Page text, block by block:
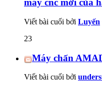
máy cnc mới của
Viết bài cuối bởi Luyến
23
Máy chấn
Viết bài cuối bởi